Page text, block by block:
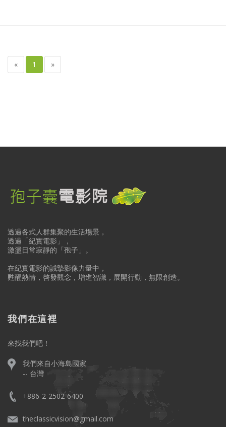
« 1 »
透過各式人群集聚的生活場景，
透過「紀實電影」，
激盪日常寂靜的「孢子」。
在紀實電影的誠摯影像力量中，
甦醒熱情，啓發觀念，增進智識，展開行動，無限創造。
我們在這裡
來找我們吧！
我們來自小海島國家
-- 台灣
+886-2-2502-6400
theclassicvision@gmail.com